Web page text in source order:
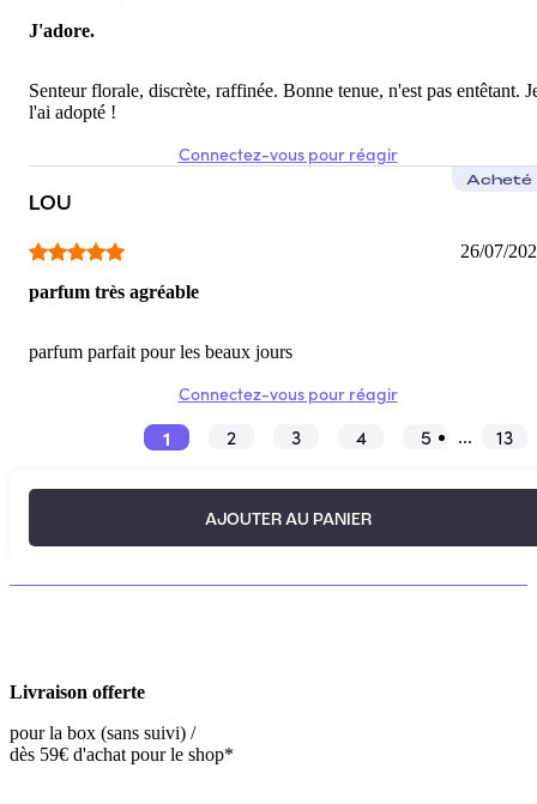
J'adore.
Senteur florale, discrète, raffinée. Bonne tenue, n'est pas entêtant.
l'ai adopté !
Connectez-vous pour réagir
LOU
Acheté
26/07/
parfum très agréable
parfum parfait pour les beaux jours
Connectez-vous pour réagir
1 2 3 4 5 ... 13
AJOUTER AU PANIER
Livraison offerte
pour la box (sans suivi) /
dès 59€ d'achat pour le shop*